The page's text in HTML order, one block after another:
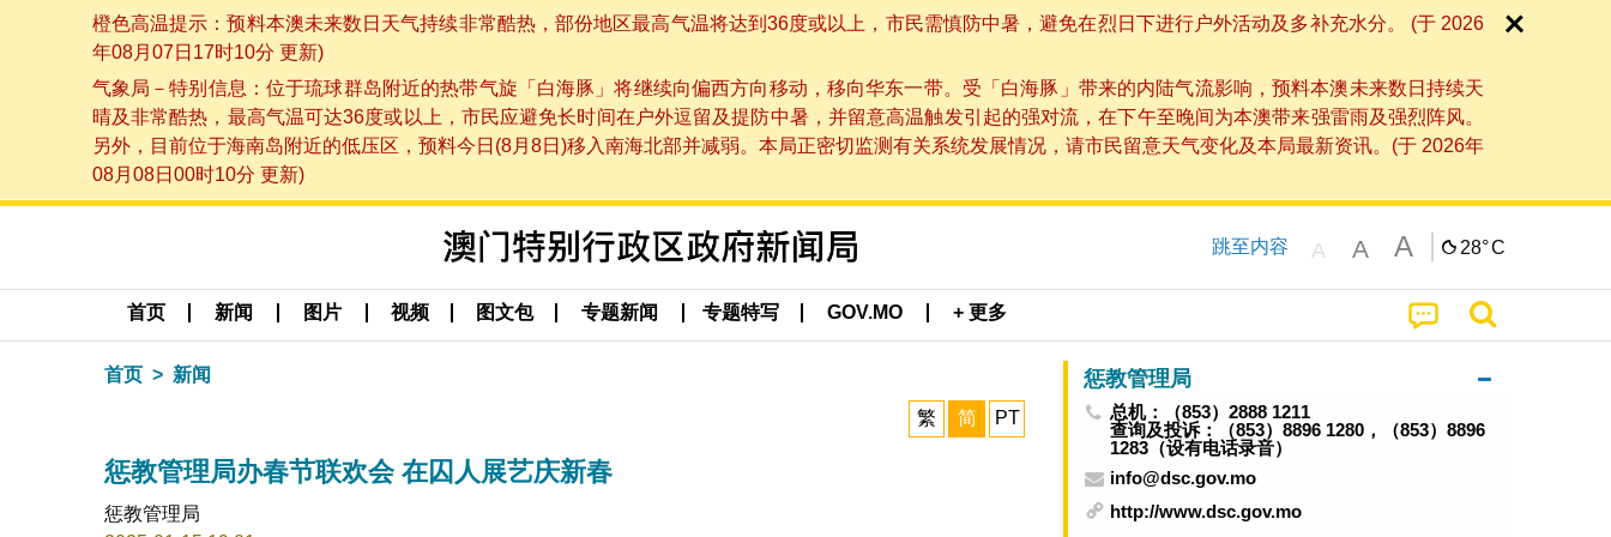
橙色高温提示：预料本澳未来数日天气持续非常酷热，部份地区最高气温将达到36度或以上，市民需慎防中暑，避免在烈日下进行户外活动及多补充水分。 (于 2026
年08月07日17时10分 更新)
气象局－特别信息：位于琉球群岛附近的热带气旋「白海豚」将继续向偏西方向移动，移向华东一带。受「白海豚」带来的内陆气流影响，预料本澳未来数日持续天
晴及非常酷热，最高气温可达36度或以上，市民应避免长时间在户外逗留及提防中暑，并留意高温触发引起的强对流，在下午至晚间为本澳带来强雷雨及强烈阵风。
另外，目前位于海南岛附近的低压区，预料今日(8月8日)移入南海北部并减弱。本局正密切监测有关系统发展情况，请市民留意天气变化及本局最新资讯。(于 2026年
08月08日00时10分 更新)
跳至内容 A A A 28°C
首页 新闻 图片 视频 图文包 专题新闻 专题特写 GOV.MO + 更多
首页 新闻
繁 简 PT
惩教管理局办春节联欢会 在囚人展艺庆新春
惩教管理局
惩教管理局
总机：（853）2888 1211
查询及投诉：（853）8896 1280，（853）8896
1283（设有电话录音）
info@dsc.gov.mo
http://www.dsc.gov.mo